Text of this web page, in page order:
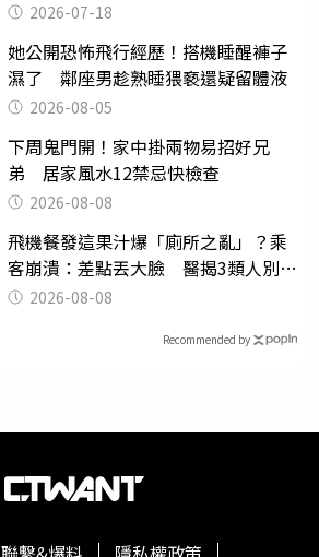
2026-07-18
她公開恐怖飛行經歷！搭機睡醒褲子
濕了 鄰座男趁熟睡猥褻還疑留體液
2026-08-05
下周鬼門開！家中掛兩物易招好兄
弟 居家風水12禁忌快檢查
2026-08-08
飛機餐發這果汁爆「廁所之亂」？乘
客崩潰：差點丟大臉 醫揭3類人別亂
喝 2026-08-08
Recommended by